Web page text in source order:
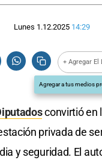
Lunes 1.12.2025 14:29
+ Agregar El
Agregar a tus medios
convirtió en
privada de
y seguridad. El